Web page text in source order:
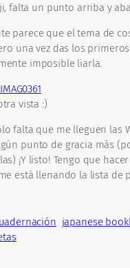
falta un punto arriba y
parece que el tema de
una vez das los primeros
imposible liarla.
vista :)
falta que me lleguen las
punto de gracia más
¡Y listo! Tengo que
está llenando la lista de
japanese